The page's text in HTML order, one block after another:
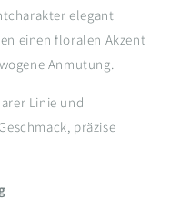
elegant
einen floralen Akzent
Anmutung.
Linie und
präzise